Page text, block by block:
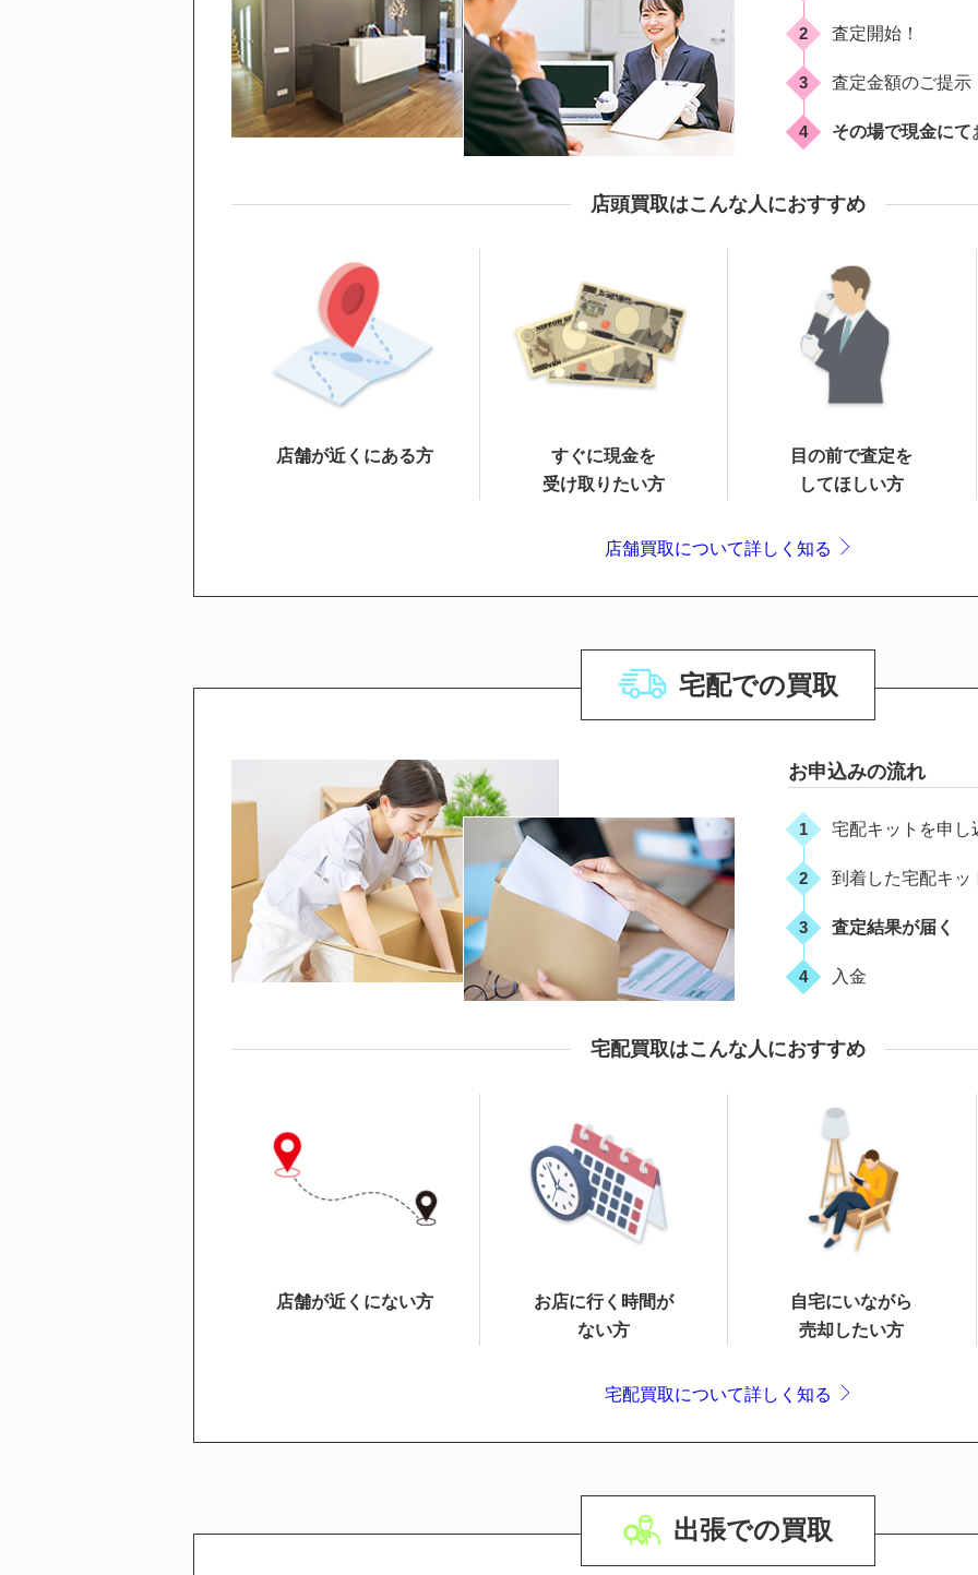
2 査定開始！
3 査定金額のご提示
4 その場で現金にて
店頭買取はこんな人におすすめ
店舗が近くにある方
すぐに現金を
受け取りたい方
目の前で査定を
してほしい方
店舗買取について詳しく知る
宅配での買取
お申込みの流れ
1 宅配キットを申し
2 到着した宅配キッ
3 査定結果が届く
4 入金
宅配買取はこんな人におすすめ
店舗が近くにない方
お店に行く時間が
ない方
自宅にいながら
売却したい方
宅配買取について詳しく知る
出張での買取